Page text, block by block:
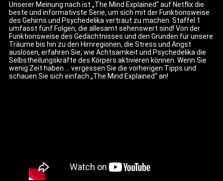
Unserer Meinung nach ist „The Mind Explained“ auf Netflix die
beste und informativste Serie, um sich mit der Funktionsweise
des Gehirns und Psychedelika vertraut zu machen. Staffel 1
umfasst fünf Folgen, die allesamt sehenswert sind! Von der
Funktionsweise des Gedächtnisses und den Gründen für unsere
Träume bis hin zu den Hirnregionen, die Stress und Angst
auslösen, erfahren Sie, wie Achtsamkeit und Psychedelika die
Selbstheilungskräfte des Körpers aktivieren können. Wenn Sie
wenig Zeit haben … vergessen Sie die vorherigen Tipps und
schauen Sie sich einfach „The Mind Explained“ an!